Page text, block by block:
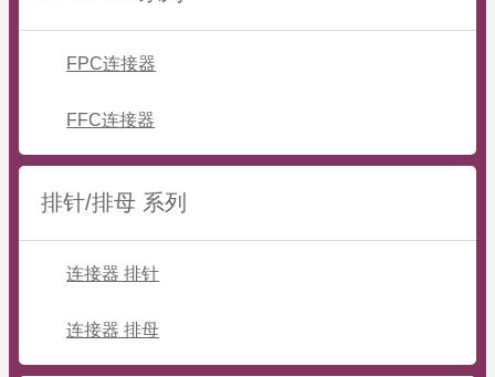
FPC连接器
FFC连接器
排针/排母 系列
连接器 排针
连接器 排母